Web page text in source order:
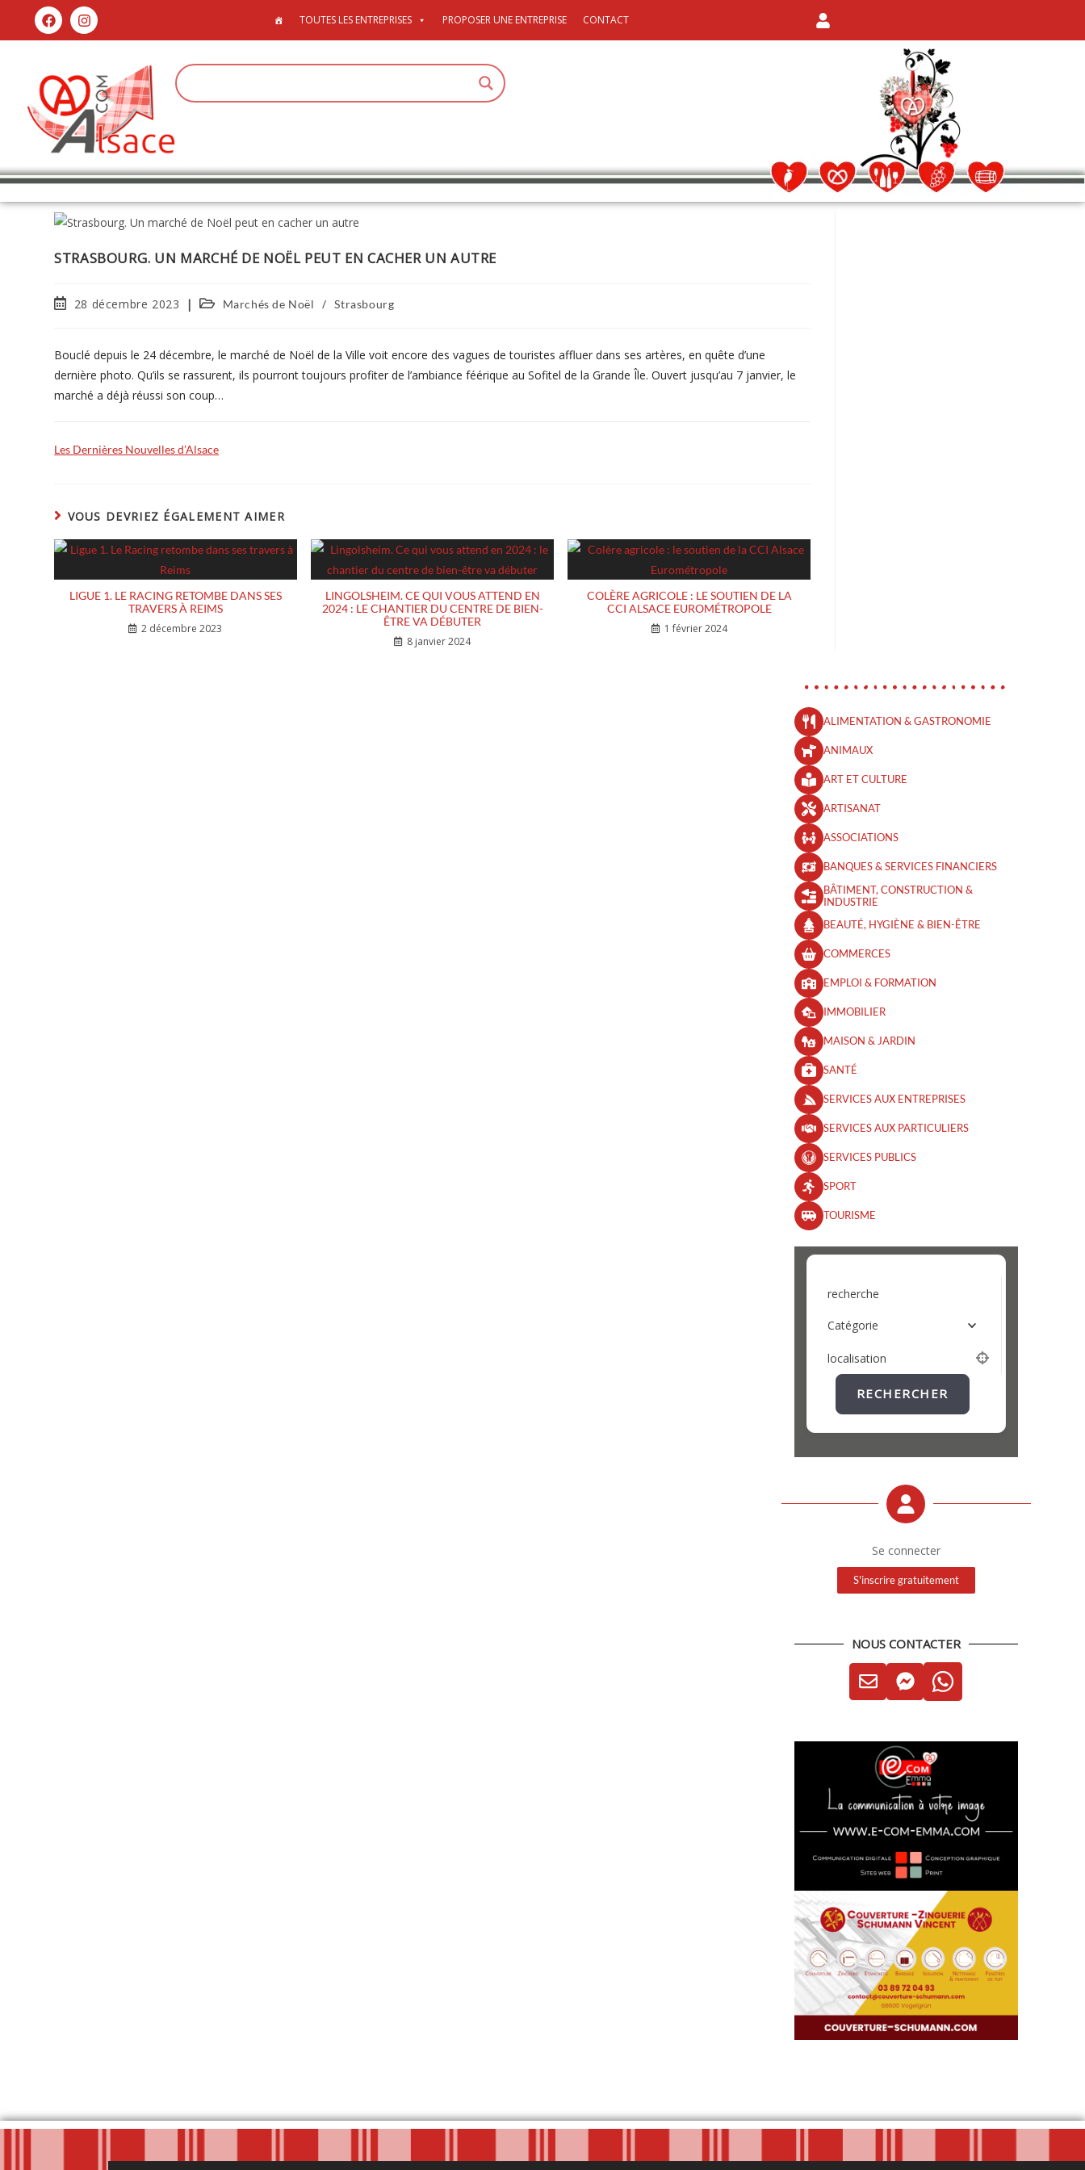
TOUTES LES ENTREPRISES PROPOSER UNE ENTREPRISE CONTACT
STRASBOURG. UN MARCHÉ DE NOËL PEUT EN CACHER UN AUTRE
28 décembre 2023 Marchés de Noël / Strasbourg
Bouclé depuis le 24 décembre, le marché de Noël de la Ville voit encore des vagues de touristes affluer dans ses artères, en quête d’une
dernière photo. Qu’ils se rassurent, ils pourront toujours profiter de l’ambiance féérique au Sofitel de la Grande Île. Ouvert jusqu’au 7 janvier, le
marché a déjà réussi son coup…
Les Dernières Nouvelles d’Alsace
VOUS DEVRIEZ ÉGALEMENT AIMER
LIGUE 1. LE RACING RETOMBE DANS SES
TRAVERS À REIMS
2 décembre 2023
LINGOLSHEIM. CE QUI VOUS ATTEND EN
2024 : LE CHANTIER DU CENTRE DE BIEN-
ÊTRE VA DÉBUTER
8 janvier 2024
COLÈRE AGRICOLE : LE SOUTIEN DE LA
CCI ALSACE EUROMÉTROPOLE
1 février 2024
ALIMENTATION & GASTRONOMIE
ANIMAUX
ART ET CULTURE
ARTISANAT
ASSOCIATIONS
BANQUES & SERVICES FINANCIERS
BÂTIMENT, CONSTRUCTION &
INDUSTRIE
BEAUTÉ, HYGIÈNE & BIEN-ÊTRE​
COMMERCES
EMPLOI & FORMATION
IMMOBILIER
MAISON & JARDIN
SANTÉ
SERVICES AUX ENTREPRISES
SERVICES AUX PARTICULIERS
SERVICES PUBLICS
SPORT
TOURISME
recherche
Catégorie
localisation
RECHERCHER
Se connecter
S'inscrire gratuitement
NOUS CONTACTER